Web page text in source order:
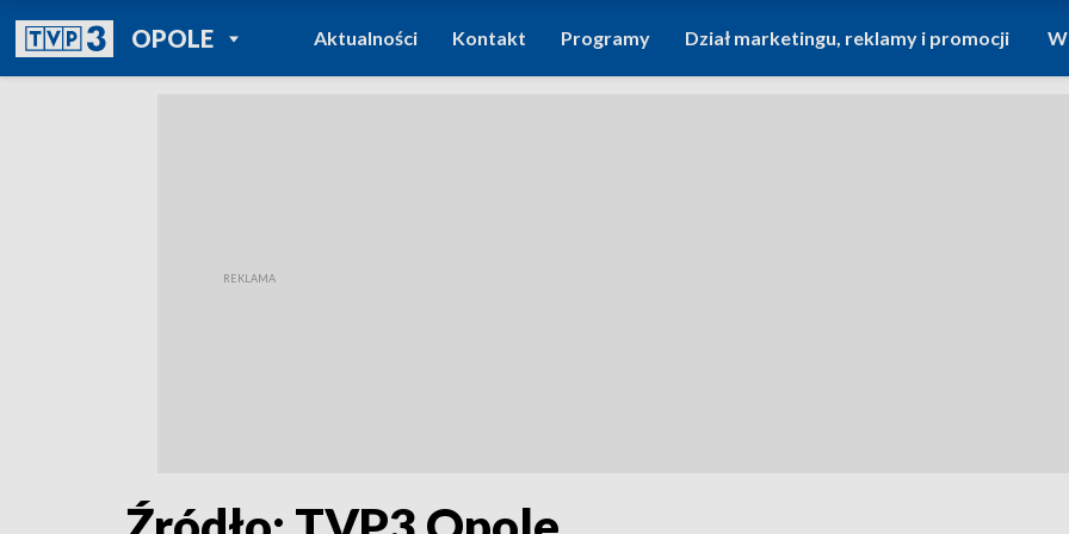
OPOLEPOWRÓT DO
TVP REGIONY
Aktualności Kontakt Programy Dział marketingu, reklamy i promocji